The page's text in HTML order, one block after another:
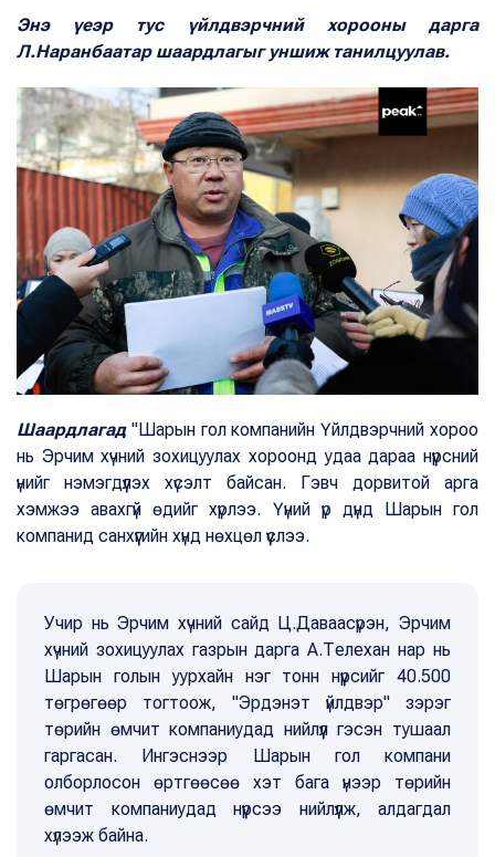
Энэ үеэр тус үйлдвэрчний хорооны дарга
Л.Наранбаатар шаардлагыг уншиж танилцуулав.
Шаардлагад"Шарын гол компанийн Үйлдвэрчний хороо
нь Эрчим хүчний зохицуулах хороонд удаа дараа нүүрсний
үнийг нэмэгдүүлэх хүсэлт байсан. Гэвч дорвитой арга
хэмжээ авахгүй өдийг хүрлээ. Үүний үр дүнд Шарын гол
компанид санхүүгийн хүнд нөхцөл үүслээ.
Учир нь Эрчим хүчний сайд Ц.Даваасүрэн, Эрчим
хүчний зохицуулах газрын дарга А.Телехан нар нь
Шарын голын уурхайн нэг тонн нүүрсийг 40.500
төгрөгөөр тогтоож, "Эрдэнэт үйлдвэр" зэрэг
төрийн өмчит компаниудад нийлүүл гэсэн тушаал
гаргасан. Ингэснээр Шарын гол компани
олборлосон өртгөөсөө хэт бага үнээр төрийн
өмчит компаниудад нүүрсээ нийлүүлж, алдагдал
хүлээж байна.